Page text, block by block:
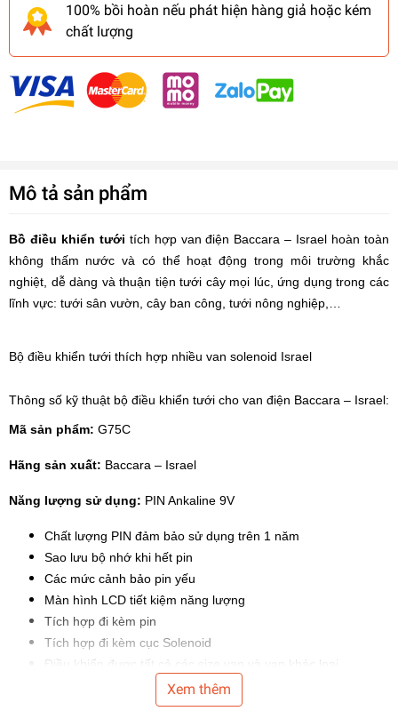
100% bồi hoàn nếu phát hiện hàng giả hoặc kém
chất lượng
Mô tả sản phẩm
Bồ điều khiển tưới tích hợp van điện Baccara – Israel hoàn toàn
không thấm nước và có thể hoạt động trong môi trường khắc
nghiệt, dễ dàng và thuận tiện tưới cây mọi lúc, ứng dụng trong các
lĩnh vực: tưới sân vườn, cây ban công, tưới nông nghiệp,…
Bộ điều khiển tưới thích hợp nhiều van solenoid Israel
Thông số kỹ thuật bộ điều khiển tưới cho van điện Baccara – Israel:
Mã sản phẩm: G75C
Hãng sản xuất: Baccara – Israel
Năng lượng sử dụng: PIN Ankaline 9V
Chất lượng PIN đảm bảo sử dụng trên 1 năm
Sao lưu bộ nhớ khi hết pin
Các mức cảnh bảo pin yếu
Màn hình LCD tiết kiệm năng lượng
Tích hợp đi kèm pin
Tích hợp đi kèm cục Solenoid
Điều khiển được tất cả các size van và van khác loại
3 lần trên 1 ngày
Xem thêm